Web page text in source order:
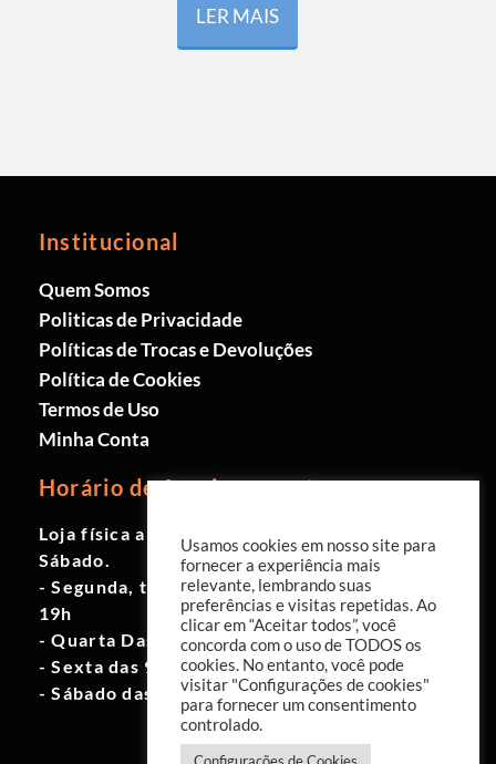
LER MAIS
Institucional
Quem Somos
Politicas de Privacidade
Políticas de Trocas e Devoluções
Política de Cookies
Termos de Uso
Minha Conta
Horário de funcionamento
Loja física aberta de Segunda à
Sábado.
- Segunda, terça e quinta das 9h às
19h
- Quarta Das 10h às 18h
- Sexta das 9h às 18h
- Sábado das 10h às 17h
Usamos cookies em nosso site para
fornecer a experiência mais
relevante, lembrando suas
preferências e visitas repetidas. Ao
clicar em “Aceitar todos”, você
concorda com o uso de TODOS os
cookies. No entanto, você pode
visitar "Configurações de cookies"
para fornecer um consentimento
controlado.